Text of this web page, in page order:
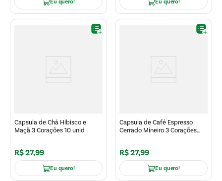
Eu quero! Eu quero!
Capsula de Chá Hibisco e
Maçã 3 Corações 10 unid
R$27,99
Eu quero!
Capsula de Café Espresso
Cerrado Mineiro 3 Corações
R$27,99
Eu quero!